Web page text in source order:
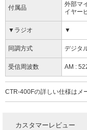
付属品
外部マ
イヤー
▼ラジオ ▼
同調方式 デジタ
受信周波数 AM :
CTR-400Fの詳しい仕様は メ
カスタマーレビュー